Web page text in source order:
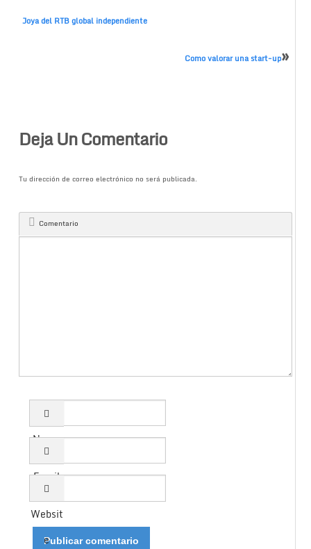
Joya del RTB global independiente
Como valorar una start-up»
Deja Un Comentario
Tu dirección de correo electrónico no será publicada.
Comentario
Name
Email
Websit
e